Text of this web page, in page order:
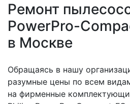
Ремонт
PowerPro-
в Москве
Обращаясь в нашу
разумные цены по всем
на фирменные